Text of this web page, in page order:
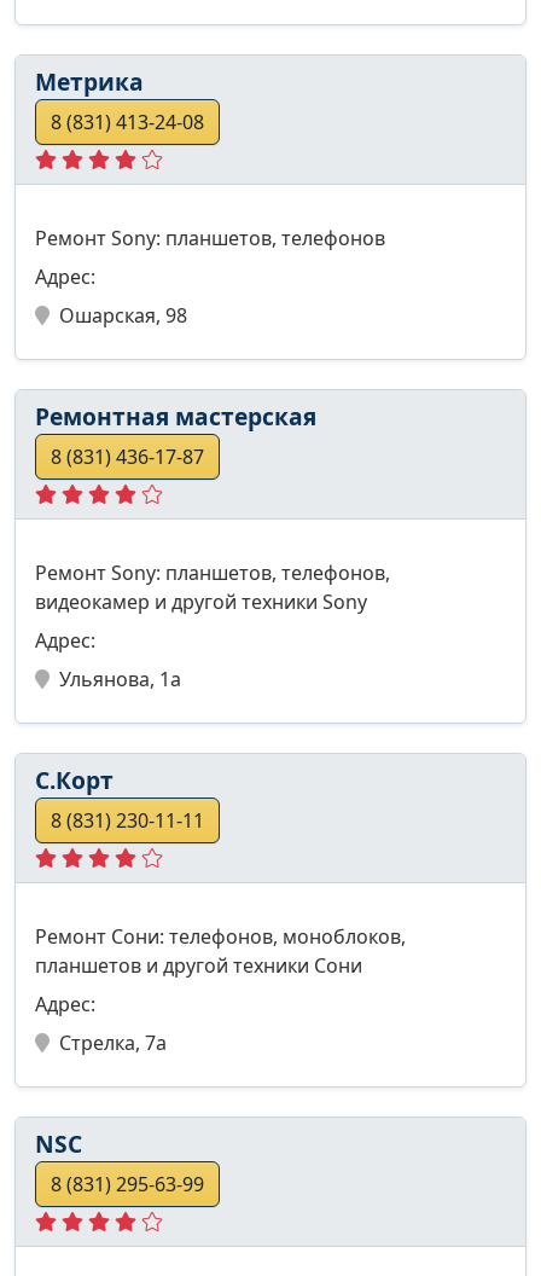
Метрика
8 (831) 413-24-08
Ремонт Sony: планшетов, телефонов
Адрес:
Ошарская, 98
Ремонтная мастерская
8 (831) 436-17-87
Ремонт Sony: планшетов, телефонов,
видеокамер и другой техники Sony
Адрес:
Ульянова, 1а
С.Корт
8 (831) 230-11-11
Ремонт Сони: телефонов, моноблоков,
планшетов и другой техники Сони
Адрес:
Стрелка, 7а
NSC
8 (831) 295-63-99